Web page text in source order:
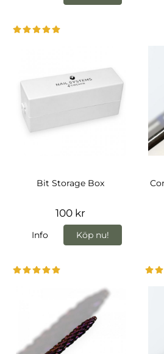
Bit Storage Box
100 kr
Info Köp nu!